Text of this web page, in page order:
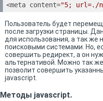
<meta content="5; url=./
Пользователь будет
после загрузки страницы.
для использования, а так же
поисковыми системами. Но,
совершить редирект, а он
альтернативой. Можно так же
позволит совершить
javascript.
Методы javascript.